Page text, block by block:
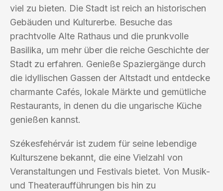
viel zu bieten. Die Stadt ist reich an historischen
Gebäuden und Kulturerbe. Besuche das
prachtvolle Alte Rathaus und die prunkvolle
Basilika, um mehr über die reiche Geschichte der
Stadt zu erfahren. Genieße Spaziergänge durch
die idyllischen Gassen der Altstadt und entdecke
charmante Cafés, lokale Märkte und gemütliche
Restaurants, in denen du die ungarische Küche
genießen kannst.
Székesfehérvár ist zudem für seine lebendige
Kulturszene bekannt, die eine Vielzahl von
Veranstaltungen und Festivals bietet. Von Musik-
und Theateraufführungen bis hin zu